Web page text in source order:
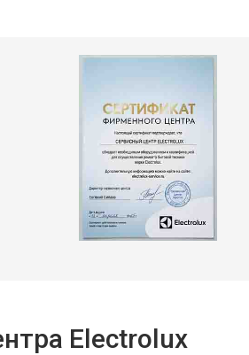
Electrolux